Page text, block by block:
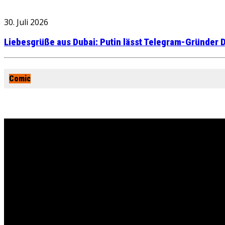
30. Juli 2026
Liebesgrüße aus Dubai: Putin lässt Telegram-Gründer
Comic